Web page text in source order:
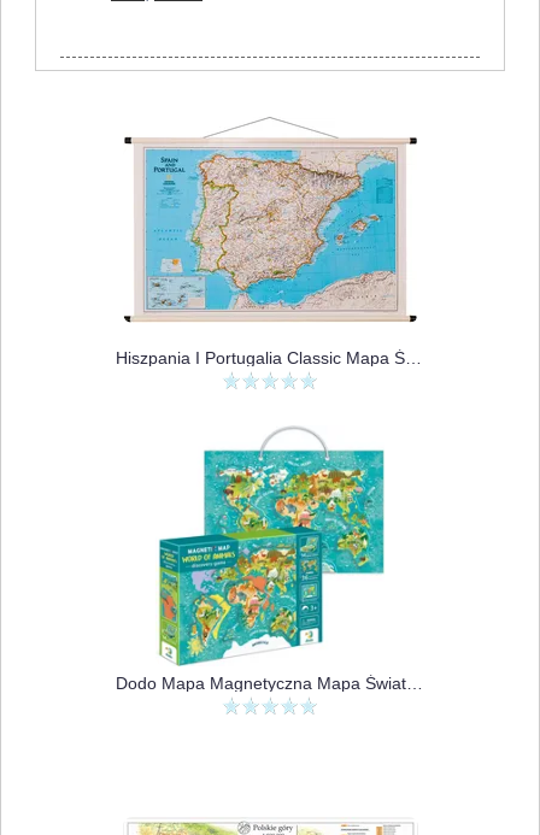
Hiszpania I Portugalia Classic Mapa Ścienna Polityczna 1:2 074 000
Dodo Mapa Magnetyczna Mapa Świata Zwierząt